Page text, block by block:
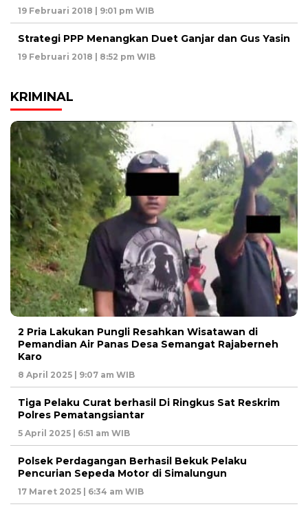
19 Februari 2018 | 9:01 pm WIB
Strategi PPP Menangkan Duet Ganjar dan Gus Yasin
19 Februari 2018 | 8:52 pm WIB
KRIMINAL
2 Pria Lakukan Pungli Resahkan Wisatawan di
Pemandian Air Panas Desa Semangat Rajaberneh
Karo
8 April 2025 | 9:07 am WIB
Tiga Pelaku Curat berhasil Di Ringkus Sat Reskrim
Polres Pematangsiantar
5 April 2025 | 6:51 am WIB
Polsek Perdagangan Berhasil Bekuk Pelaku
Pencurian Sepeda Motor di Simalungun
17 Maret 2025 | 6:34 am WIB